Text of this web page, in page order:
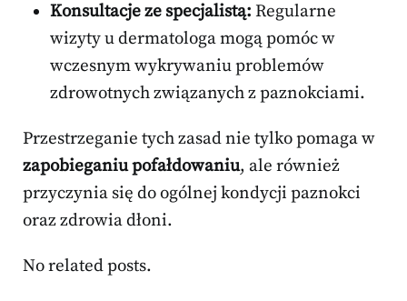
Konsultacje ze specjalistą: Regularne
wizyty u dermatologa mogą pomóc w
wczesnym wykrywaniu problemów
zdrowotnych związanych z paznokciami.
Przestrzeganie tych zasad nie tylko pomaga w
zapobieganiu pofałdowaniu, ale również
przyczynia się do ogólnej kondycji paznokci
oraz zdrowia dłoni.
No related posts.